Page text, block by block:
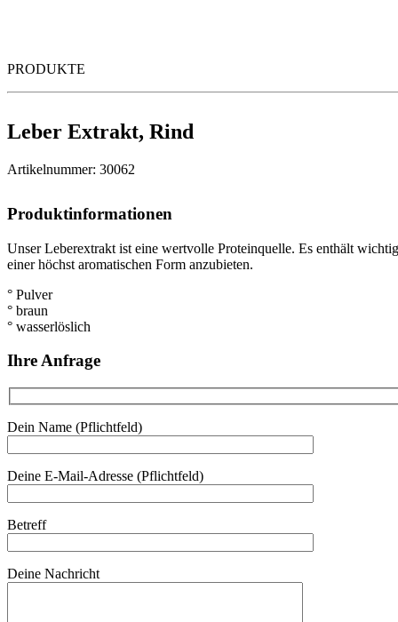
PRODUKTE
Leber Extrakt, Rind
Artikelnummer: 30062
Produktinformationen
Unser Leberextrakt ist eine wertvolle Proteinquelle. Es enthält
einer höchst aromatischen Form anzubieten.
° Pulver
° braun
° wasserlöslich
Ihre Anfrage
Dein Name (Pflichtfeld)
Deine E-Mail-Adresse (Pflichtfeld)
Betreff
Deine Nachricht